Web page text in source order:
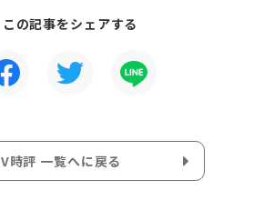
この記事をシェアする
V時評 一覧へに戻る